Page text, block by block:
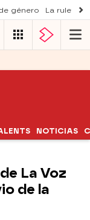
género La ruleta
NOTICIAS
La Voz
de la